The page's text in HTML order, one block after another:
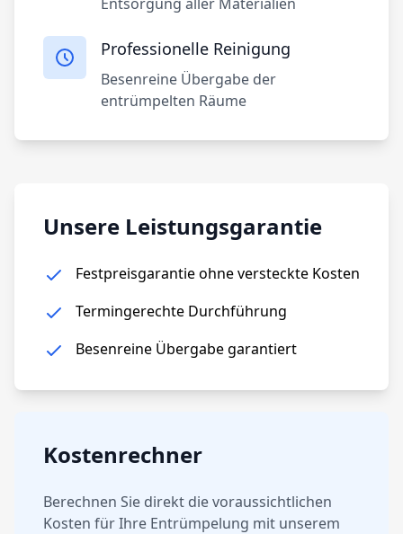
Professionelle Reinigung
Besenreine Übergabe der
entrümpelten Räume
Unsere Leistungsgarantie
Festpreisgarantie ohne versteckte Kosten
Termingerechte Durchführung
Besenreine Übergabe garantiert
Kostenrechner
Berechnen Sie direkt die voraussichtlichen
Kosten für Ihre Entrümpelung mit unserem